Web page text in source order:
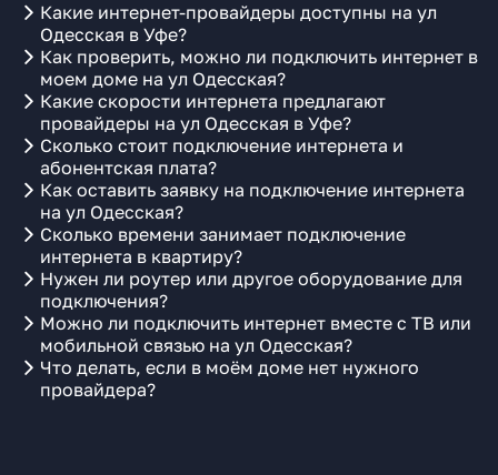
Какие интернет-провайдеры доступны на ул
Одесская в Уфе?
Как проверить, можно ли подключить интернет в
моем доме на ул Одесская?
Какие скорости интернета предлагают
провайдеры на ул Одесская в Уфе?
Сколько стоит подключение интернета и
абонентская плата?
Как оставить заявку на подключение интернета
на ул Одесская?
Сколько времени занимает подключение
интернета в квартиру?
Нужен ли роутер или другое оборудование для
подключения?
Можно ли подключить интернет вместе с ТВ или
мобильной связью на ул Одесская?
Что делать, если в моём доме нет нужного
провайдера?